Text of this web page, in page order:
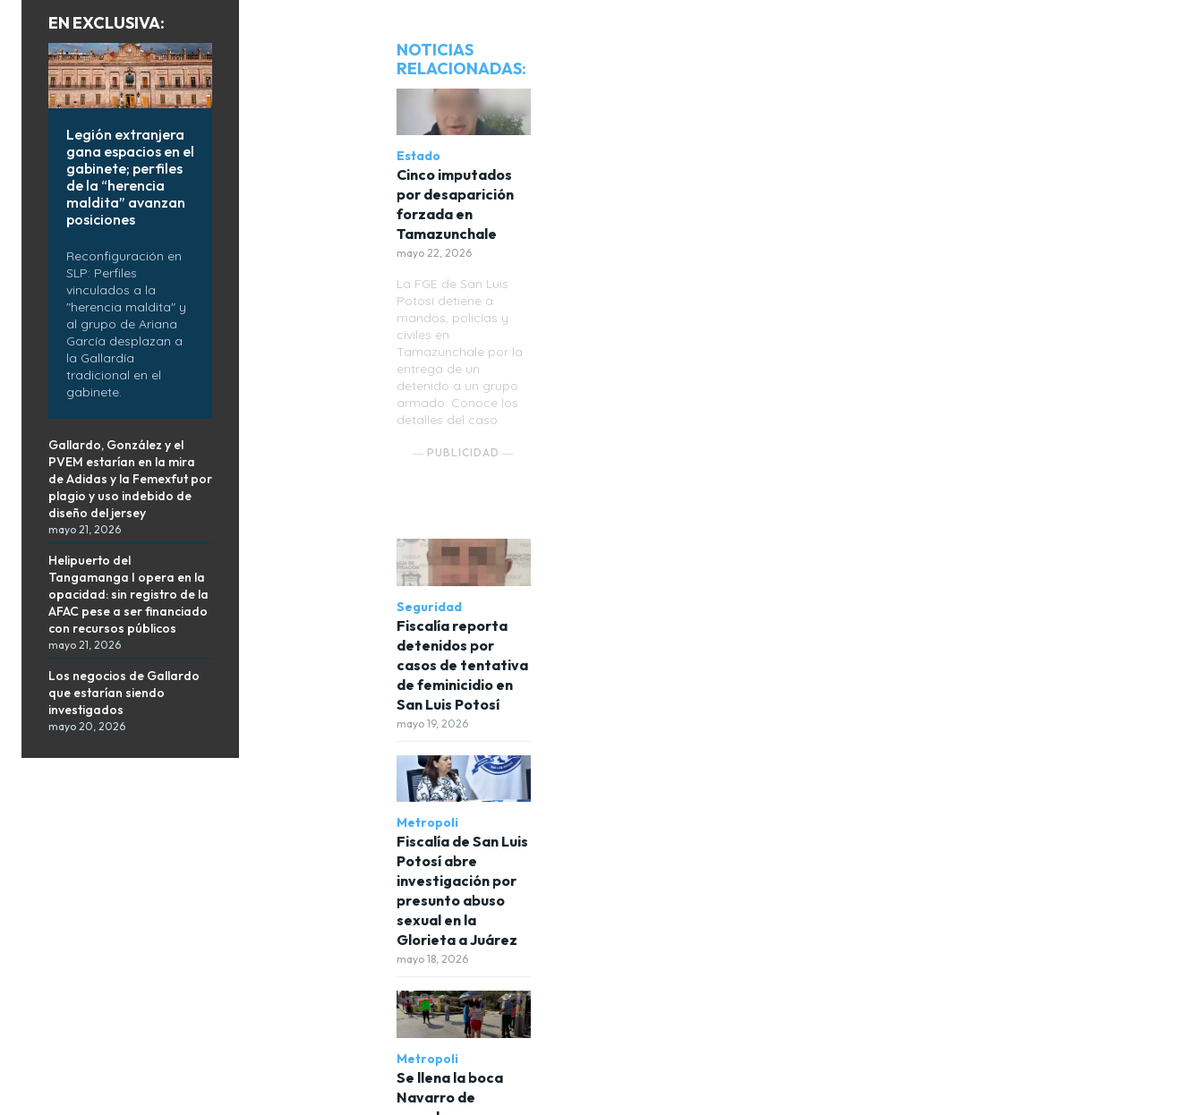
EN EXCLUSIVA:
Legión extranjera
gana espacios en el
gabinete; perfiles
de la “herencia
maldita” avanzan
posiciones
Reconfiguración en
SLP: Perfiles
vinculados a la
"herencia maldita" y
al grupo de Ariana
García desplazan a
la Gallardía
tradicional en el
gabinete.
Gallardo, González y el
PVEM estarían en la mira
de Adidas y la Femexfut por
plagio y uso indebido de
diseño del jersey
mayo 21, 2026
Helipuerto del
Tangamanga I opera en la
opacidad: sin registro de la
AFAC pese a ser financiado
con recursos públicos
mayo 21, 2026
Los negocios de Gallardo
que estarían siendo
investigados
mayo 20, 2026
NOTICIAS
RELACIONADAS:
Estado
Cinco imputados
por desaparición
forzada en
Tamazunchale
mayo 22, 2026
La FGE de San Luis
Potosí detiene a
mandos, policías y
civiles en
Tamazunchale por la
entrega de un
detenido a un grupo
armado. Conoce los
detalles del caso.
― PUBLICIDAD ―
Seguridad
Fiscalía reporta
detenidos por
casos de tentativa
de feminicidio en
San Luis Potosí
mayo 19, 2026
Metropoli
Fiscalía de San Luis
Potosí abre
investigación por
presunto abuso
sexual en la
Glorieta a Juárez
mayo 18, 2026
Metropoli
Se llena la boca
Navarro de